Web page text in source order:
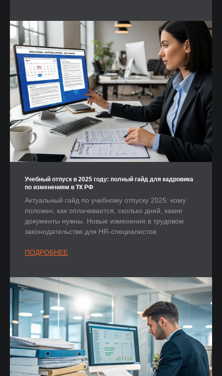
Учебный отпуск в 2025 году: полный гайд для кадровика
по изменениям в ТК РФ
Актуальный гайд по учебному отпуску 2025: кому
положен, как оплачивается, сколько дней, какие
документы нужны. Новые изменения в трудовом
законодательстве для HR-специалистов
ПОДРОБНЕЕ